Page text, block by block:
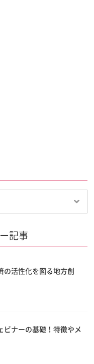
記事
の活性化を図る地方創
ビナーの基礎！特徴やメ